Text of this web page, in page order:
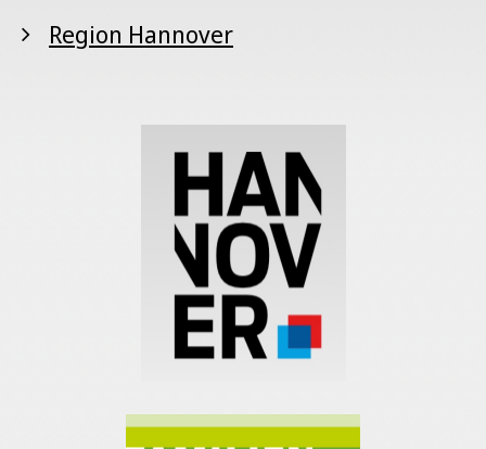
Region Hannover